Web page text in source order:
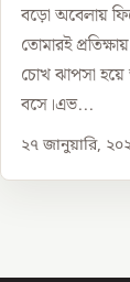
বড়ো অবেলায়
তোমারই
চোখ ঝাপসা
বসে।এভ...
২৭ জানুয়ারি,